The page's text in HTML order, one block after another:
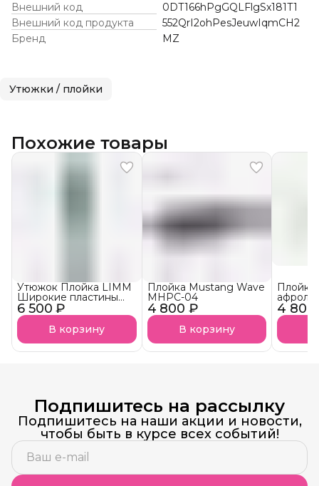
Внешний код
0DT166hPgGQLFlgSx181T1
Внешний код продукта
552QrI2ohPesJeuwIqmCH2
Бренд
MZ
Утюжки / плойки
Похожие товары
6 500 ₽
Утюжок Плойка LIMM
Широкие пластины
для кератина и
ботокса
В корзину
4 800 ₽
Плойка Mustang Wave
MHPC-04
В корзину
4 800
Плойка
02
Подпишитесь на рассылку
Подпишитесь на наши акции и новости,
чтобы быть в курсе всех событий!